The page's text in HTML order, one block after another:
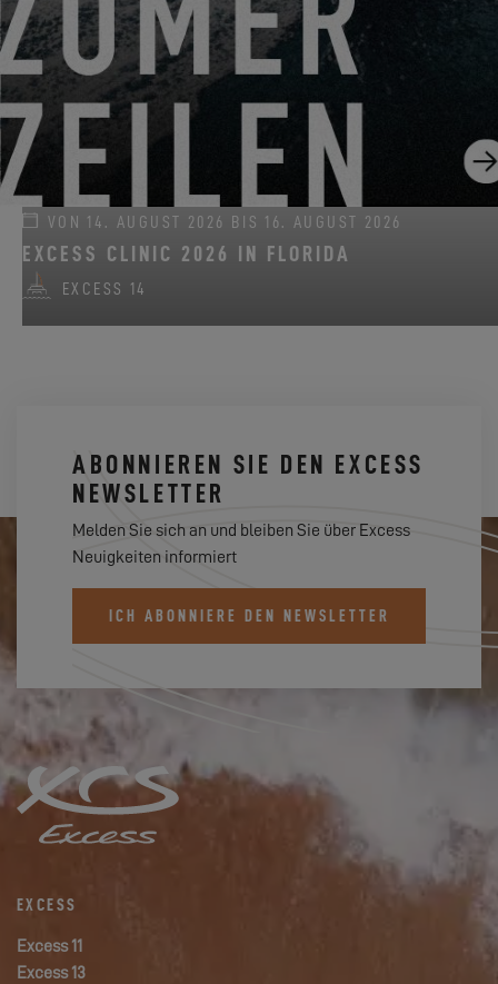
EXCESS 11 EXCESS 13 EXCESS 14
VON 14. AUGUST 2026 BIS 16. AUGUST 2026
EXCESS CLINIC 2026 IN FLORIDA
EXCESS 14
ABONNIEREN SIE DEN EXCESS
NEWSLETTER
Melden Sie sich an und bleiben Sie über Excess
Neuigkeiten informiert
ICH ABONNIERE DEN NEWSLETTER
EXCESS
Excess 11
Excess 13